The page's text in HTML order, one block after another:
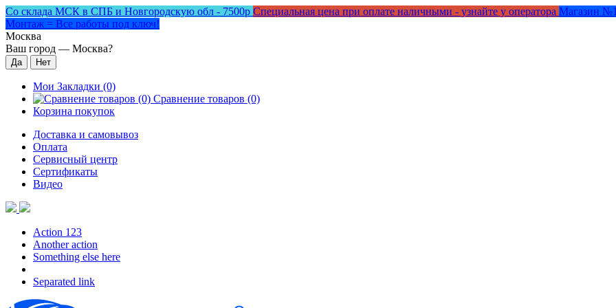
Со склада МСК в СПБ и Новгородскую обл - 7500р Специальная цена при оплате наличными - узнайте у оператора Магазин
Монтаж = Все работы под ключ!
Москва
Ваш город — Москва?
Мои Закладки (0)
Сравнение товаров (0)
Корзина покупок
Доставка и самовывоз
Оплата
Сервисный центр
Сертификаты
Видео
Action 123
Another action
Something else here
Separated link